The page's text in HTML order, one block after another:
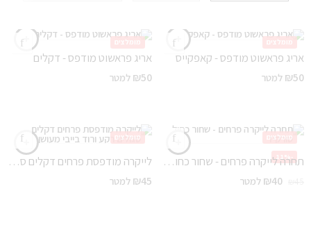
מומלצים
אריג פראשוט מודפס - קאפקייס
₪50 למטר
מומלצים
אריג פראשוט מודפס - דקלים
₪50 למטר
מומלצים
תחרה לייקרה פרחים - שחור כחול טורקיז
₪40 למטר
מומלצים
לייקרה מודפסת ‎⁨פרחים ‎⁨דקלים סגולים רקע ורוד בייבי מעושן⁩
₪45 למטר